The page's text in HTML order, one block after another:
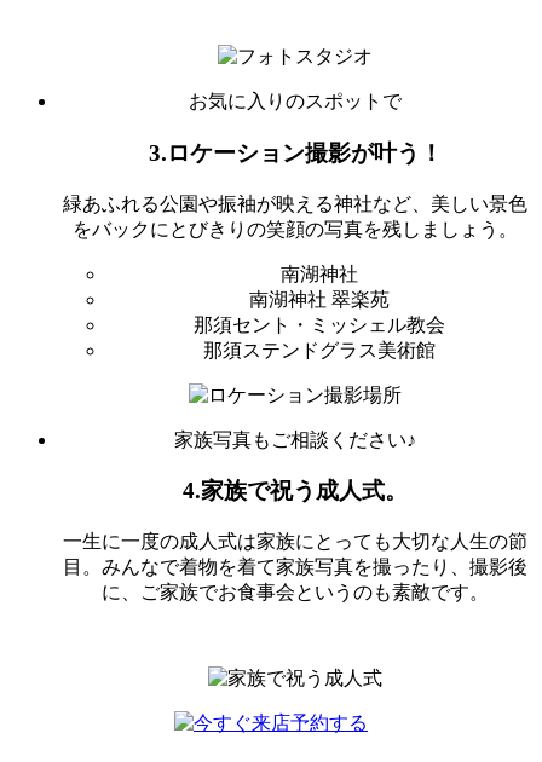
お気に入りのスポットで
3.ロケーション撮影が叶う！
緑あふれる公園や振袖が映える神社など、美しい景色
をバックにとびきりの笑顔の写真を残しましょう。
南湖神社
南湖神社 翠楽苑
那須セント・ミッシェル教会
那須ステンドグラス美術館
家族写真もご相談ください♪
4.家族で祝う成人式。
一生に一度の成人式は家族にとっても大切な人生の節
目。みんなで着物を着て家族写真を撮ったり、撮影後
に、ご家族でお食事会というのも素敵です。